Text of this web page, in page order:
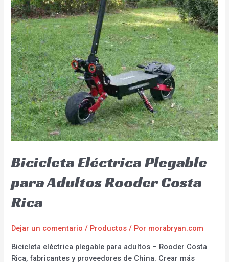
Bicicleta Eléctrica Plegable
para Adultos Rooder Costa
Rica
Dejar un comentario / Productos / Por morabryan.com
Bicicleta eléctrica plegable para adultos – Rooder Costa
Rica, fabricantes y proveedores de China. Crear más